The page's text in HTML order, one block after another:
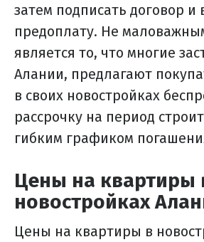
затем подписать договор и
предоплату. Не
является то, что многие
Алании, предлагают
в своих новостройках
рассрочку на период
гибким графиком
Цены на квартиры
новостройках
Цены на квартиры в